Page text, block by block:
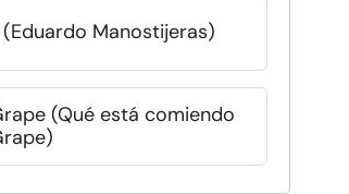
Manostijeras)
(Qué está comiendo